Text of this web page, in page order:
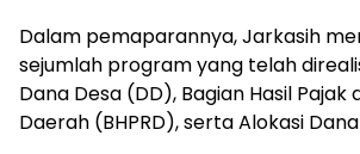
Dalam pemaparannya, Jarkasih
sejumlah program yang telah
Dana Desa (DD), Bagian Hasil Pajak
Daerah (BHPRD), serta Alokasi